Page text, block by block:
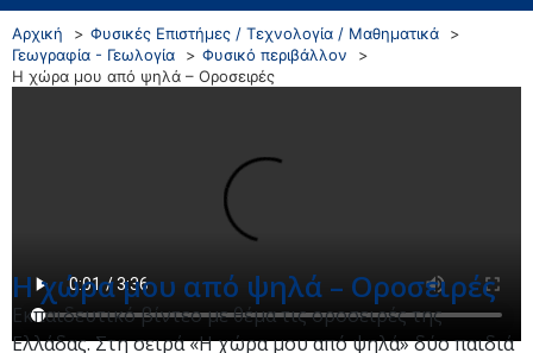
Αρχική
Φυσικές Επιστήμες / Τεχνολογία / Μαθηματικά
Γεωγραφία - Γεωλογία
Φυσικό περιβάλλον
Η χώρα μου από ψηλά – Οροσειρές
Η χώρα μου από ψηλά – Οροσειρές
Εκπαιδευτικό βίντεο με θέμα τις οροσειρές της
Ελλάδας. Στη σειρά «Η χώρα μου από ψηλά» δύο παιδιά